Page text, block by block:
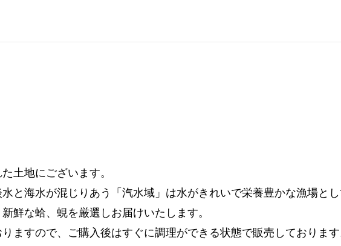
土地にございます。
と海水が混じりあう「汽水域」は水がきれいで栄養豊かな漁場とし
鮮な蛤、蜆を厳選しお届けいたします。
ますので、ご購入後はすぐに調理ができる状態で販売しております